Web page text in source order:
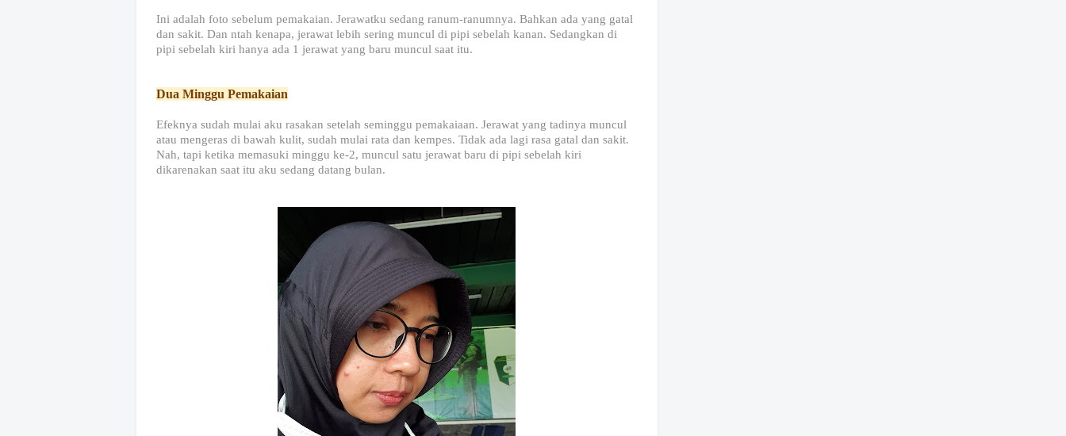
Ini adalah foto sebelum pemakaian. Jerawatku sedang ranum-ranumnya. Bahkan ada yang gatal
dan sakit. Dan ntah kenapa, jerawat lebih sering muncul di pipi sebelah kanan. Sedangkan di
pipi sebelah kiri hanya ada 1 jerawat yang baru muncul saat itu.
Dua Minggu Pemakaian
Efeknya sudah mulai aku rasakan setelah seminggu pemakaiaan. Jerawat yang tadinya muncul
atau mengeras di bawah kulit, sudah mulai rata dan kempes. Tidak ada lagi rasa gatal dan sakit.
Nah, tapi ketika memasuki minggu ke-2, muncul satu jerawat baru di pipi sebelah kiri
dikarenakan saat itu aku sedang datang bulan.